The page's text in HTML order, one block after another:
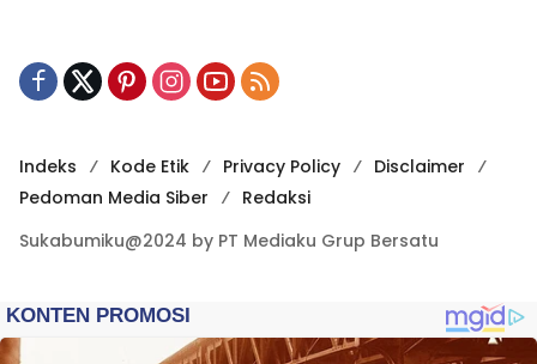
Indeks Kode Etik Privacy Policy
Disclaimer
Pedoman Media Siber
Redaksi
Sukabumiku@2024 by PT Mediaku Grup Bersatu